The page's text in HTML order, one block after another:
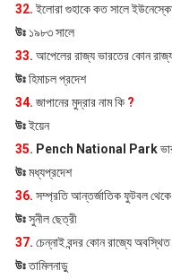
32.ইলোরা গুহাকে কত সালে ইউনেস্কো
উঃ১৯৮৩ সালে
33. আপেলের রাজ্য ভারতের কোন
উঃহিমাচল প্রদেশ
34. জাপানের মুদ্রার নাম কি ?
উঃইয়েন
35. Pench National Park
উঃমধ্যপ্রদেশ
36. সম্প্রতি আন্তর্জাতিক ফুটবল
উঃসুনীল ছেত্রী
37. চেন্নাই বন্দর কোন রাজ্যে অবস্থিত
উঃতামিলনাড়ু